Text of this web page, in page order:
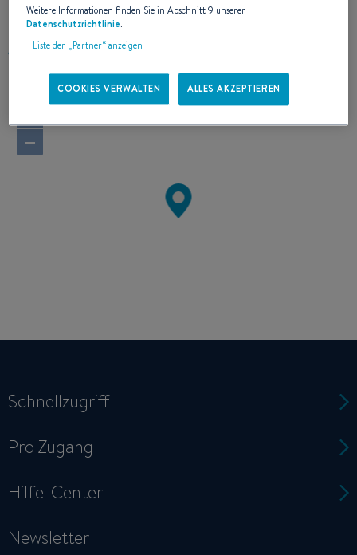
97122 BAIE-MAHAULT
Guadeloupe
Route berechnen
−
Schnellzugriff
Pro Zugang
Hilfe-Center
Newsletter
Weitere Informationen finden Sie in Abschnitt 9 unserer
Datenschutzrichtlinie.
Liste der „Partner“ anzeigen
COOKIES VERWALTEN ALLES AKZEPTIEREN